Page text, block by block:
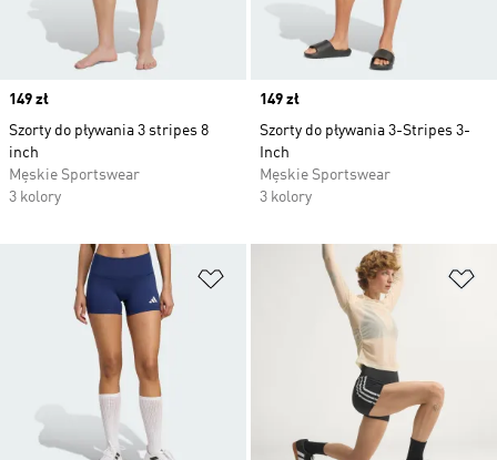
Price
149 zł
Szorty do pływania 3 stripes 8
inch
Męskie Sportswear
3 kolory
Price
149 zł
Szorty do pływania 3-Stripes 3-
Inch
Męskie Sportswear
3 kolory
Dodaj do listy życzeń